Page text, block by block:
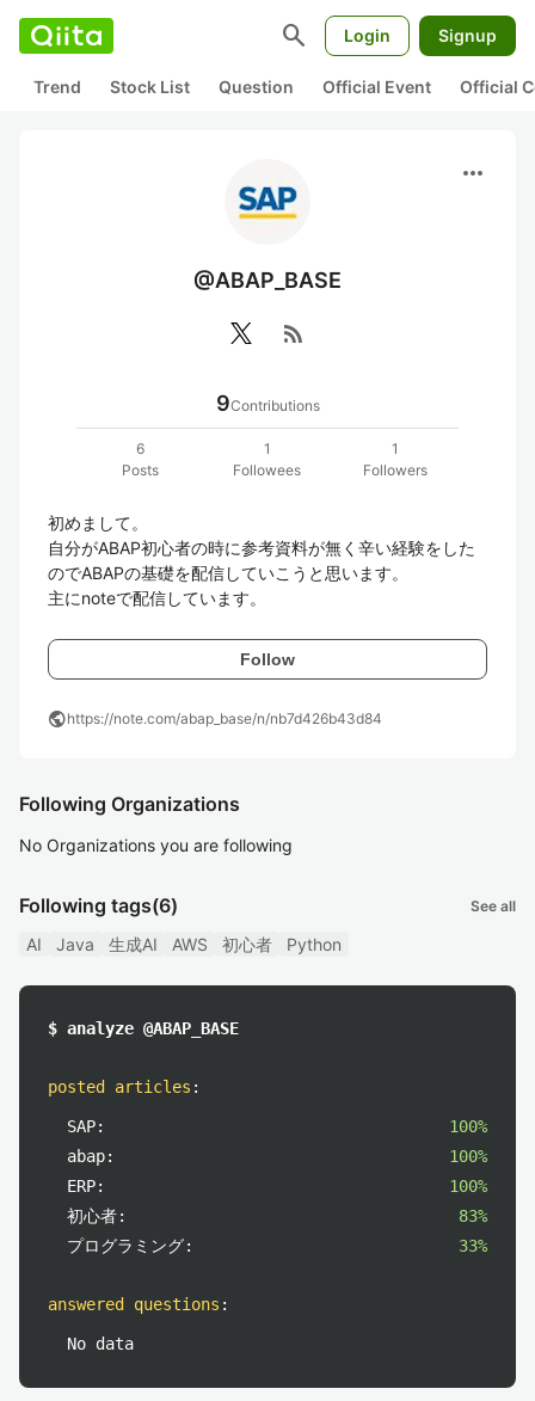
search Login Signup
Trend Stock List Question Official Event Official
more_horiz
@ABAP_BASE
rss_feed
9Contributions
6
Posts
1
Followees
1
Followers
初めまして。
自分がABAP初心者の時に参考資料が無く辛い経験をした
のでABAPの基礎を配信していこうと思います。
主にnoteで配信しています。
Follow
publichttps://note.com/abap_base/n/nb7d426b43d84
Following Organizations
No Organizations you are following
Following tags(6) See all
AI Java 生成AI AWS 初心者 Python
$ analyze @ABAP_BASE
posted articles :
SAP:
100%
abap:
100%
ERP:
100%
初心者:
83%
プログラミング:
33%
answered questions :
No data